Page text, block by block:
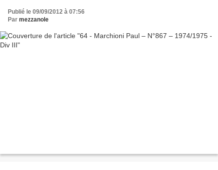
Publié le 09/09/2012 à 07:56
Par mezzanole